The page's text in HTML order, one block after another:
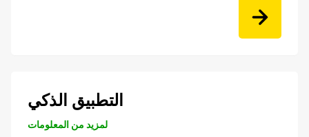
التطبيق الذكي
لمزيد من المعلومات